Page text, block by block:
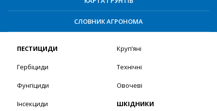
СЛОВНИК АГРОНОМА
ПЕСТИЦИДИ
Гербіциди
Фунгіциди
Інсекциди
Круп’яні
Технічні
Овочеві
ШКІДНИКИ